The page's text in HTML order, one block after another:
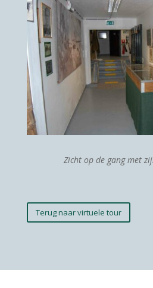
Zicht op de gang met
Terug naar virtuele tour